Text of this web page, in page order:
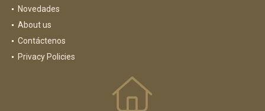
Novedades
About us
Contáctenos
Privacy Policies